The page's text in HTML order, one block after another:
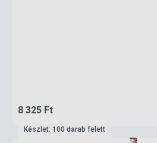
8 325 Ft
Készlet: 100 darab felett